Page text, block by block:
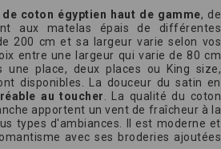
coton égyptien haut de gamme, de
aux matelas épais de différentes
200 cm et sa largeur varie selon vos
entre une largeur qui varie de 80 cm
une place, deux places ou King size,
disponibles. La douceur du satin en
au toucher
. La qualité du coton
apportent un vent de fraîcheur à la
types d'ambiances. Il est moderne et
avec ses broderies ajoutées